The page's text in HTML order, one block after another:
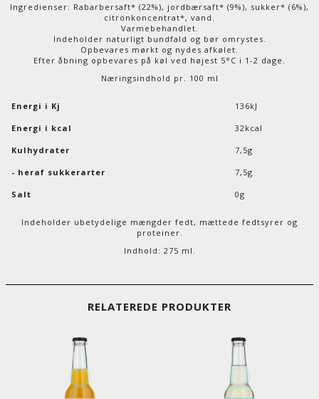
Ingredienser: Rabarbersaft* (22%), jordbærsaft* (9%), sukker* (6%),
citronkoncentrat*, vand.
Varmebehandlet.
Indeholder naturligt bundfald og bør omrystes.
Opbevares mørkt og nydes afkølet.
Efter åbning opbevares på køl ved højest 5°C i 1-2 dage.
Næringsindhold pr. 100 ml
Energi i Kj 136kJ
Energi i kcal 32kcal
Kulhydrater 7,5g
- heraf sukkerarter 7,5g
Salt 0g
Indeholder ubetydelige mængder fedt, mættede fedtsyrer og
proteiner.
Indhold: 275 ml.
RELATEREDE PRODUKTER